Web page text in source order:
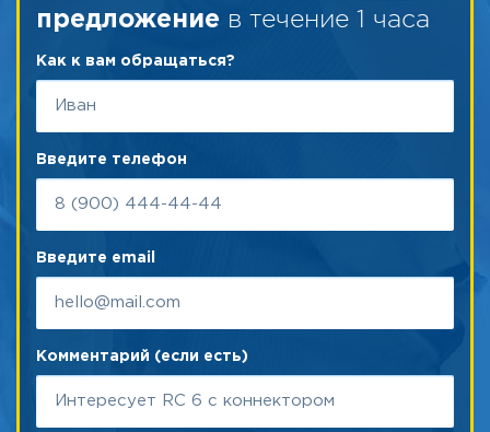
предложение в течение 1 часа
Как к вам обращаться?
Введите телефон
Введите email
Комментарий (если есть)